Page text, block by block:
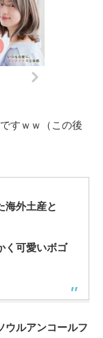
すｗｗ（この後
海外土産と
く可愛いボゴ
ウルアンコールフ